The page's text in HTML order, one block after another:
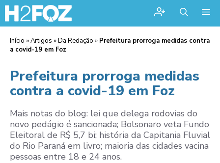
Início »Artigos »Da Redação » Prefeitura prorroga medidas contra
a covid-19 em Foz
Prefeitura prorroga medidas
contra a covid-19 em Foz
Mais notas do blog: lei que delega rodovias do
novo pedágio é sancionada; Bolsonaro veta Fundo
Eleitoral de R$ 5,7 bi; história da Capitania Fluvial
do Rio Paraná em livro; maioria das cidades vacina
pessoas entre 18 e 24 anos.